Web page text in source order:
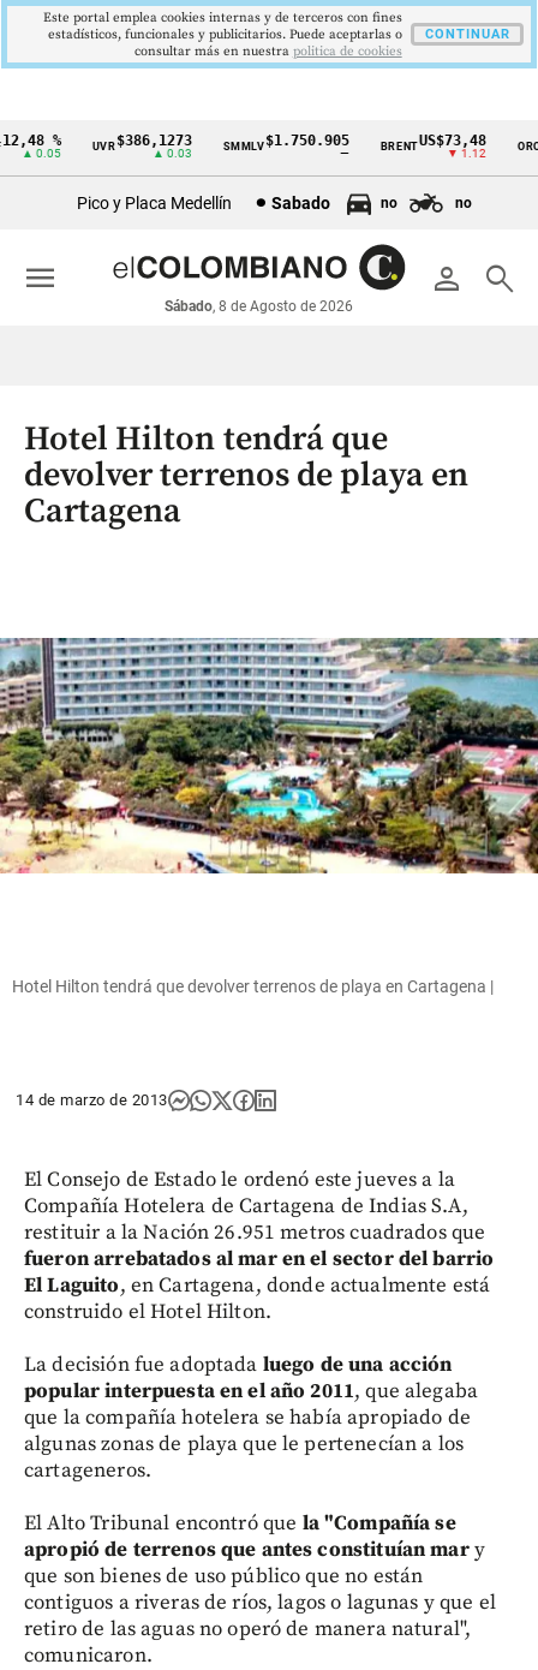
Cintillo
económicos
Colombia
%
▲ 0.05
UVR$386,1273
▲ 0.03
SMMLV$1.750.905 BRENTUS$73,48
▼ 1.12
ORO
Pico y Placa Medellín Sabado no no
person search
Sábado, 8 de Agosto de 2026
menu
Hotel Hilton tendrá que
devolver terrenos de playa en
Cartagena
Hotel Hilton tendrá que devolver terrenos de playa en Cartagena |
14 de marzo de 2013
El Consejo de Estado le ordenó este jueves a la
Compañía Hotelera de Cartagena de Indias S.A,
restituir a la Nación 26.951 metros cuadrados que
fueron arrebatados al mar en el sector del barrio
El Laguito, en Cartagena, donde actualmente está
construido el Hotel Hilton.
La decisión fue adoptada luego de una acción
popular interpuesta en el año 2011, que alegaba
que la compañía hotelera se había apropiado de
algunas zonas de playa que le pertenecían a los
cartageneros.
El Alto Tribunal encontró que la "Compañía se
apropió de terrenos que antes constituían mary
que son bienes de uso público que no están
contiguos a riveras de ríos, lagos o lagunas y que el
retiro de las aguas no operó de manera natural",
comunicaron.
Este portal emplea cookies internas y de terceros con fines
estadísticos, funcionales y publicitarios. Puede aceptarlas o
consultar más en nuestra politica de cookies
CONTINUAR